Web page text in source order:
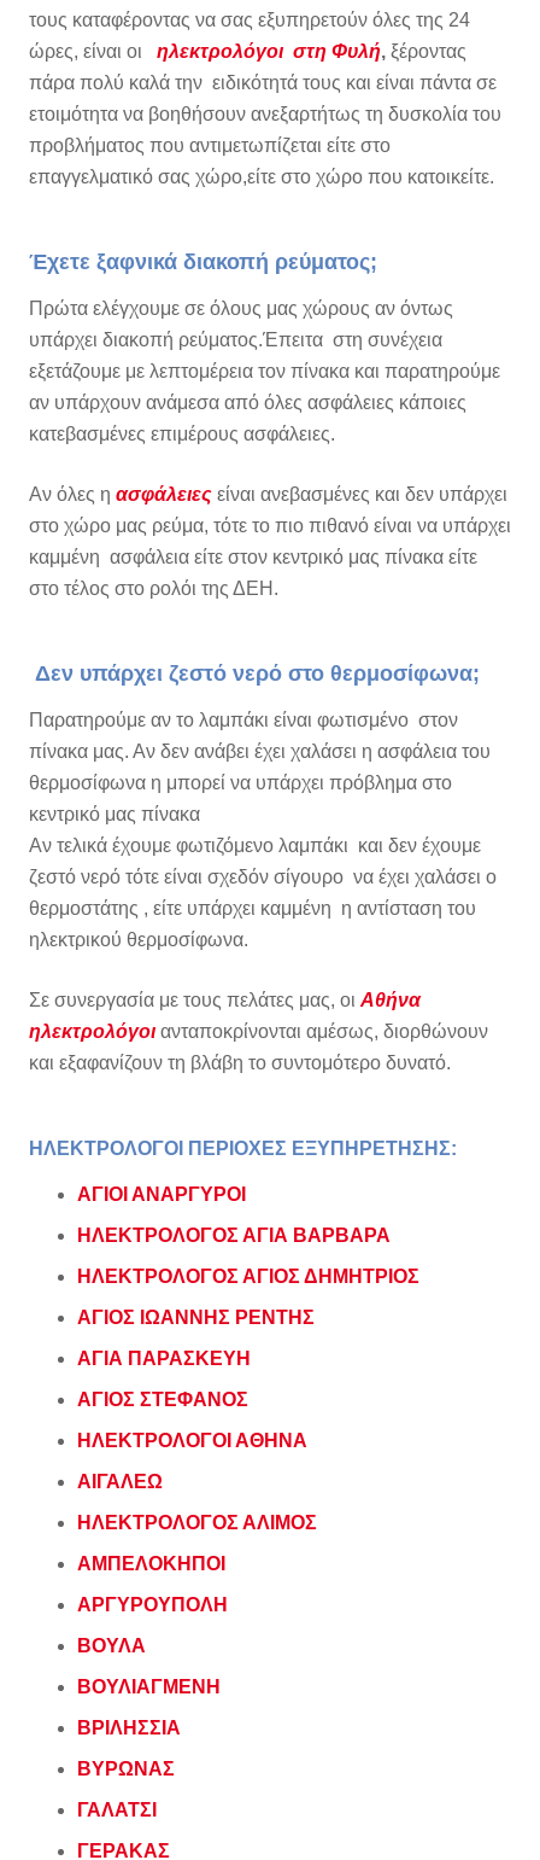
τους καταφέροντας να σας εξυπηρετούν όλες της 24
ώρες, είναι οι
ηλεκτρολόγοι στη Φυλή, ξέροντας
πάρα πολύ καλά την ειδικότητά τους και είναι πάντα σε
ετοιμότητα να βοηθήσουν ανεξαρτήτως τη δυσκολία του
προβλήματος που αντιμετωπίζεται είτε στο
επαγγελματικό σας χώρο,είτε στο χώρο που κατοικείτε.
Έχετε ξαφνικά διακοπή ρεύματος;
Πρώτα ελέγχουμε σε όλους μας χώρους αν όντως
υπάρχει διακοπή ρεύματος.Έπειτα στη συνέχεια
εξετάζουμε με λεπτομέρεια τον πίνακα και παρατηρούμε
αν υπάρχουν ανάμεσα από όλες ασφάλειες κάποιες
κατεβασμένες επιμέρους ασφάλειες.
Αν όλες η ασφάλειες είναι ανεβασμένες και δεν υπάρχει
στο χώρο μας ρεύμα, τότε το πιο πιθανό είναι να υπάρχει
καμμένη ασφάλεια είτε στον κεντρικό μας πίνακα είτε
στο τέλος στο ρολόι της ΔΕΗ.
Δεν υπάρχει ζεστό νερό στο θερμοσίφωνα;
Παρατηρούμε αν το λαμπάκι είναι φωτισμένο στον
πίνακα μας. Αν δεν ανάβει έχει χαλάσει η ασφάλεια του
θερμοσίφωνα η μπορεί να υπάρχει πρόβλημα στο
κεντρικό μας πίνακα
Αν τελικά έχουμε φωτιζόμενο λαμπάκι και δεν έχουμε
ζεστό νερό τότε είναι σχεδόν σίγουρο να έχει χαλάσει ο
θερμοστάτης , είτε υπάρχει καμμένη η αντίσταση του
ηλεκτρικού θερμοσίφωνα.
Σε συνεργασία με τους πελάτες μας, οι Αθήνα
ηλεκτρολόγοι ανταποκρίνονται αμέσως, διορθώνουν
και εξαφανίζουν τη βλάβη το συντομότερο δυνατό.
ΗΛΕΚΤΡΟΛΟΓΟΙ ΠΕΡΙΟΧΕΣ ΕΞΥΠΗΡΕΤΗΣΗΣ:
ΑΓΙΟΙ ΑΝΑΡΓΥΡΟΙ
ΗΛΕΚΤΡΟΛΟΓΟΣ ΑΓΙΑ ΒΑΡΒΑΡΑ
ΗΛΕΚΤΡΟΛΟΓΟΣ ΑΓΙΟΣ ΔΗΜΗΤΡΙΟΣ
ΑΓΙΟΣ ΙΩΑΝΝΗΣ ΡΕΝΤΗΣ
ΑΓΙΑ ΠΑΡΑΣΚΕΥΗ
ΑΓΙΟΣ ΣΤΕΦΑΝΟΣ
ΗΛΕΚΤΡΟΛΟΓΟΙ ΑΘΗΝΑ
ΑΙΓΑΛΕΩ
ΗΛΕΚΤΡΟΛΟΓΟΣ ΑΛΙΜΟΣ
ΑΜΠΕΛΟΚΗΠΟΙ
ΑΡΓΥΡΟΥΠΟΛΗ
ΒΟΥΛΑ
ΒΟΥΛΙΑΓΜΕΝΗ
ΒΡΙΛΗΣΣΙΑ
ΒΥΡΩΝΑΣ
ΓΑΛΑΤΣΙ
ΓΕΡΑΚΑΣ